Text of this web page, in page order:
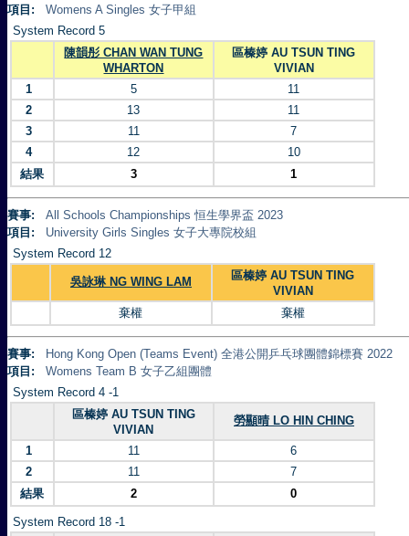
項目:
Womens A Singles 女子甲組
System Record 5
陳韻彤 CHAN WAN TUNG
WHARTON
區榛婷 AU TSUN TING
VIVIAN
1
5
11
2
13
11
3
11
7
4
12
10
結果
3 1
賽事:
All Schools Championships 恒生學界盃 2023
項目:
University Girls Singles 女子大專院校組
System Record 12
吳詠琳 NG WING LAM
區榛婷 AU TSUN TING
VIVIAN
棄權
棄權
賽事:
Hong Kong Open (Teams Event) 全港公開乒乓球團體錦標賽 2022
項目:
Womens Team B 女子乙組團體
System Record 4 -1
區榛婷 AU TSUN TING
VIVIAN
勞顯晴 LO HIN CHING
1 11
6
2
11
7
結果
2 0
System Record 18 -1